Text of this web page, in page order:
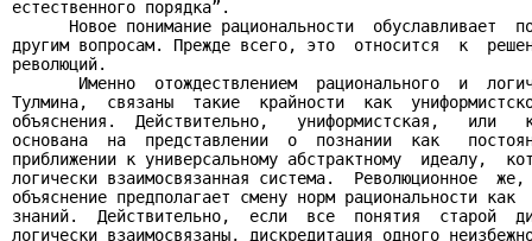
естественного порядка”.
Новое понимание рациональности  обуславливает
другим вопросам. Прежде всего, это  относится  к
революций.
Именно  отождествлением  рационального  и
Тулмина,  связаны  такие  крайности  как
объяснения.  Действительно,   униформистская,   или
основана  на  представлении  о  познании  как
приближении к универсальному абстрактному  идеалу,
логически взаимосвязанная система.  Революционное
объяснение предполагает смену норм рациональности
знаний.  Действительно,  если  все  понятия  старой
логически взаимосвязаны, дискредитация одного